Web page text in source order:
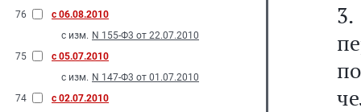
76
с 06.08.2010
с изм. N 155-Ф3 от 22.07.2010
75
с 05.07.2010
с изм. N 147-Ф3 от 01.07.2010
74
с 02.07.2010